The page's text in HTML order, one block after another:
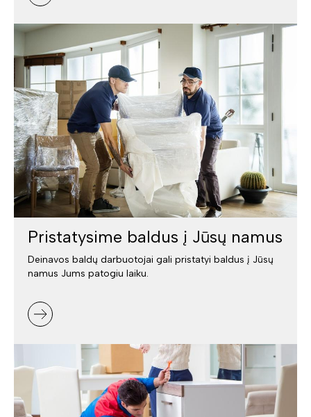
Pristatysime baldus į Jūsų namus
Deinavos baldų darbuotojai gali pristatyi baldus į Jūsų
namus Jums patogiu laiku.